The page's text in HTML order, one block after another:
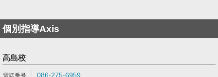
個別指導Axis
高島校
086-275-6959